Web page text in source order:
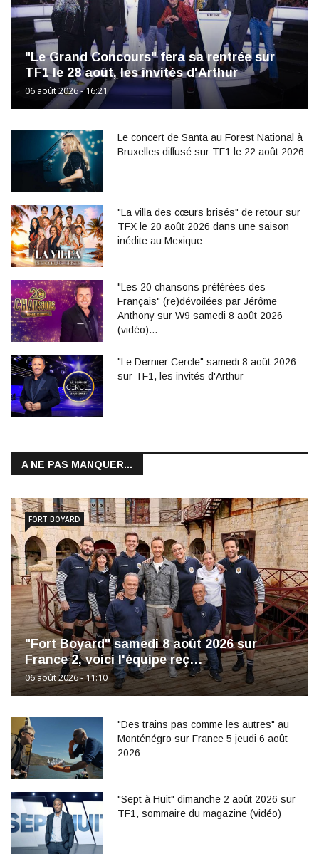
"Le Grand Concours" fera sa rentrée sur
TF1 le 28 août, les invités d'Arthur
06 août 2026 - 16:21
Le concert de Santa au Forest National à
Bruxelles diffusé sur TF1 le 22 août 2026
"La villa des cœurs brisés" de retour sur
TFX le 20 août 2026 dans une saison
inédite au Mexique
"Les 20 chansons préférées des
Français" (re)dévoilées par Jérôme
Anthony sur W9 samedi 8 août 2026
(vidéo)…
"Le Dernier Cercle" samedi 8 août 2026
sur TF1, les invités d'Arthur
A NE PAS MANQUER...
"Fort Boyard" samedi 8 août 2026 sur
France 2, voici l'équipe reç…
06 août 2026 - 11:10
FORT BOYARD
"Des trains pas comme les autres" au
Monténégro sur France 5 jeudi 6 août
2026
"Sept à Huit" dimanche 2 août 2026 sur
TF1, sommaire du magazine (vidéo)